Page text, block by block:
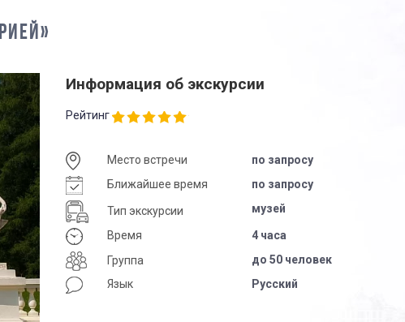
Информация об экскурсии
Рейтинг
Место встречи
по запросу
Ближайшее время
по запросу
Тип экскурсии музей
Время
4 часа
Группа
до 50 человек
Язык
Русский